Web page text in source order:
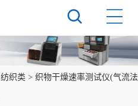
纺织类 > 织物干燥速率测试仪(气流